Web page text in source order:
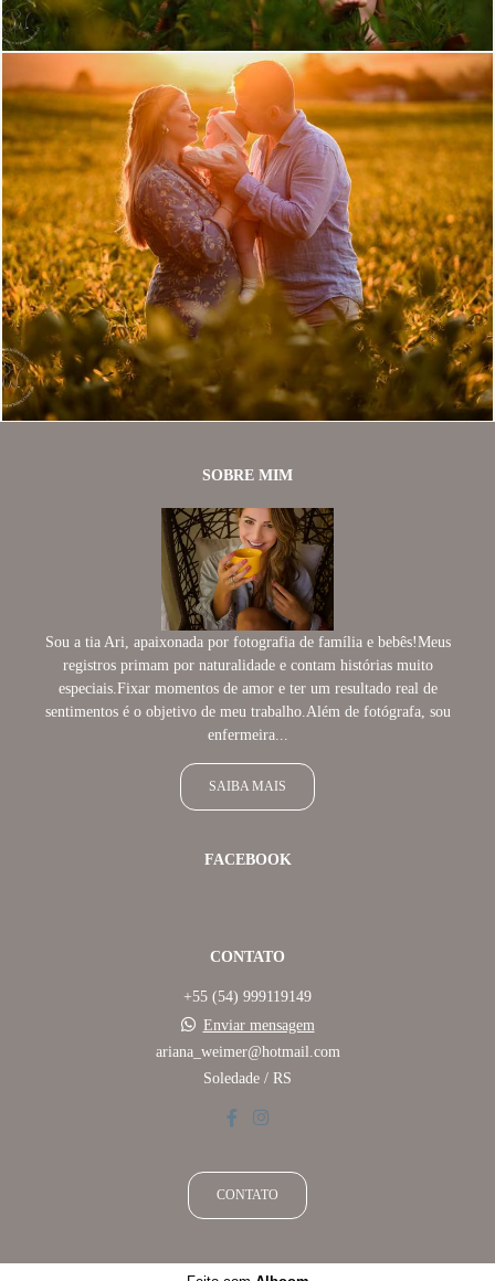
SOBRE MIM
Sou a tia Ari, apaixonada por fotografia de família e bebês!Meus
registros primam por naturalidade e contam histórias muito
especiais.Fixar momentos de amor e ter um resultado real de
sentimentos é o objetivo de meu trabalho.Além de fotógrafa, sou
enfermeira...
SAIBA MAIS
FACEBOOK
CONTATO
+55 (54) 999119149
Enviar mensagem
ariana_weimer@hotmail.com
Soledade / RS
CONTATO